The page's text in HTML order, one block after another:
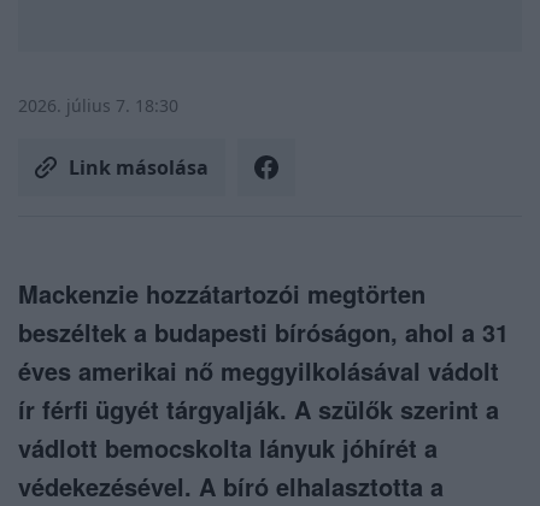
2026. július 7. 18:30
Link másolása
Mackenzie hozzátartozói megtörten
beszéltek a budapesti bíróságon, ahol a 31
éves amerikai nő meggyilkolásával vádolt
ír férfi ügyét tárgyalják. A szülők szerint a
vádlott bemocskolta lányuk jóhírét a
védekezésével. A bíró elhalasztotta a